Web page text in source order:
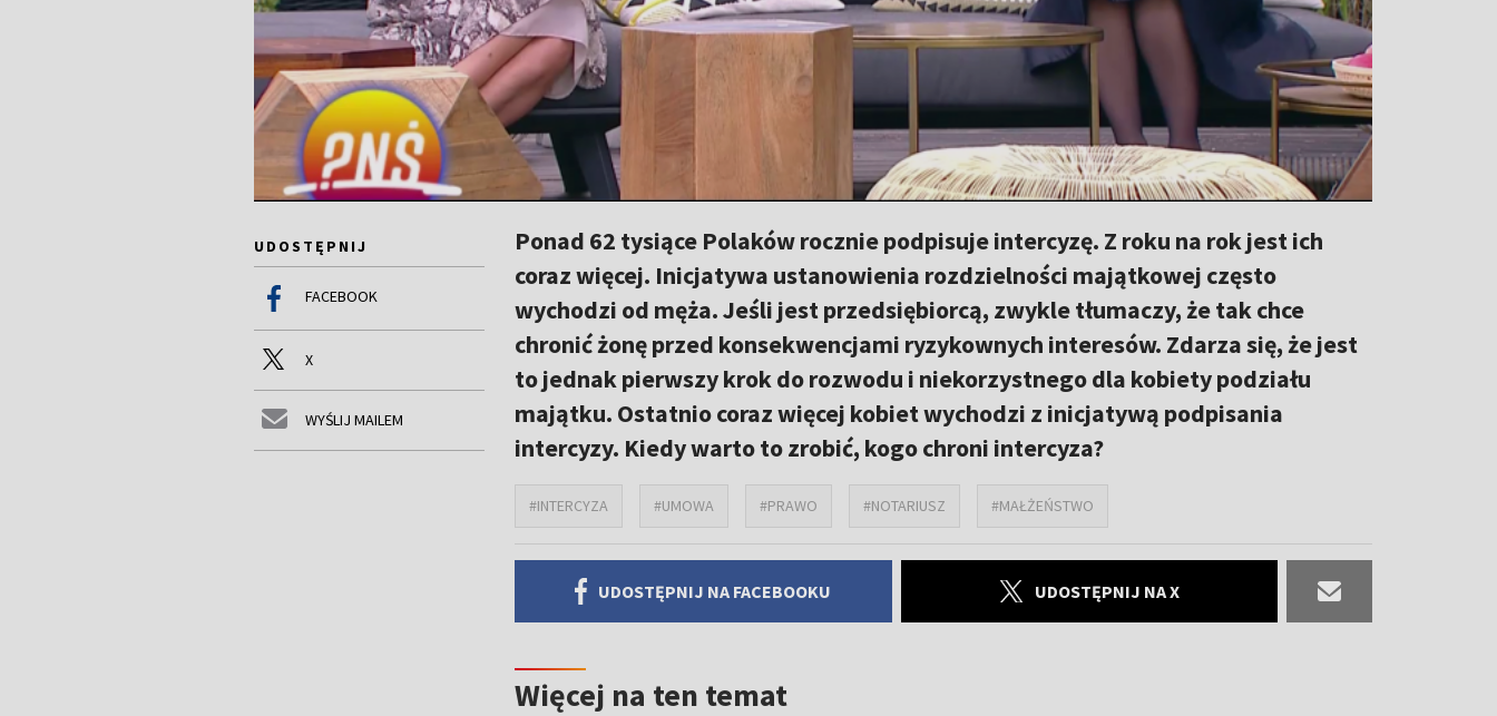
UDOSTĘPNIJ
FACEBOOK
X
WYŚLIJ MAILEM
Ponad 62 tysiące Polaków rocznie podpisuje intercyzę. Z roku na rok jest ich
coraz więcej. Inicjatywa ustanowienia rozdzielności majątkowej często
wychodzi od męża. Jeśli jest przedsiębiorcą, zwykle tłumaczy, że tak chce
chronić żonę przed konsekwencjami ryzykownych interesów. Zdarza się, że jest
to jednak pierwszy krok do rozwodu i niekorzystnego dla kobiety podziału
majątku. Ostatnio coraz więcej kobiet wychodzi z inicjatywą podpisania
intercyzy. Kiedy warto to zrobić, kogo chroni intercyza?
#INTERCYZA #UMOWA #PRAWO #NOTARIUSZ #MAŁŻEŃSTWO
UDOSTĘPNIJ NA FACEBOOKU UDOSTĘPNIJ NA X
Więcej na ten temat